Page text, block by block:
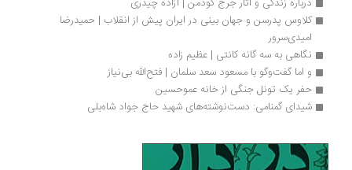
کلاوس پدرسن و جهان بینی در ایران پیش از انقلاب | حمیدرضا
امیدی‌سرور
نگاهی به سه گانه کانتی | عظیم زاده
و اما گفت‌وگو با مسعود سعد سلمان | فتح‌الله بی‌نیاز
حفر یک تونل جنگی از خانه عموحسین
شیدای گمنامی: دست‌نوشته‌های شهید حاج جواد شاه‌بلی